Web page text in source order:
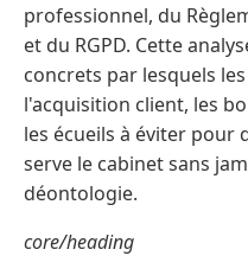
professionnel, du
et du RGPD. Cette
concrets par lesquels
l'acquisition client, les
les écueils à éviter pour
serve le cabinet sans
déontologie.
core/heading